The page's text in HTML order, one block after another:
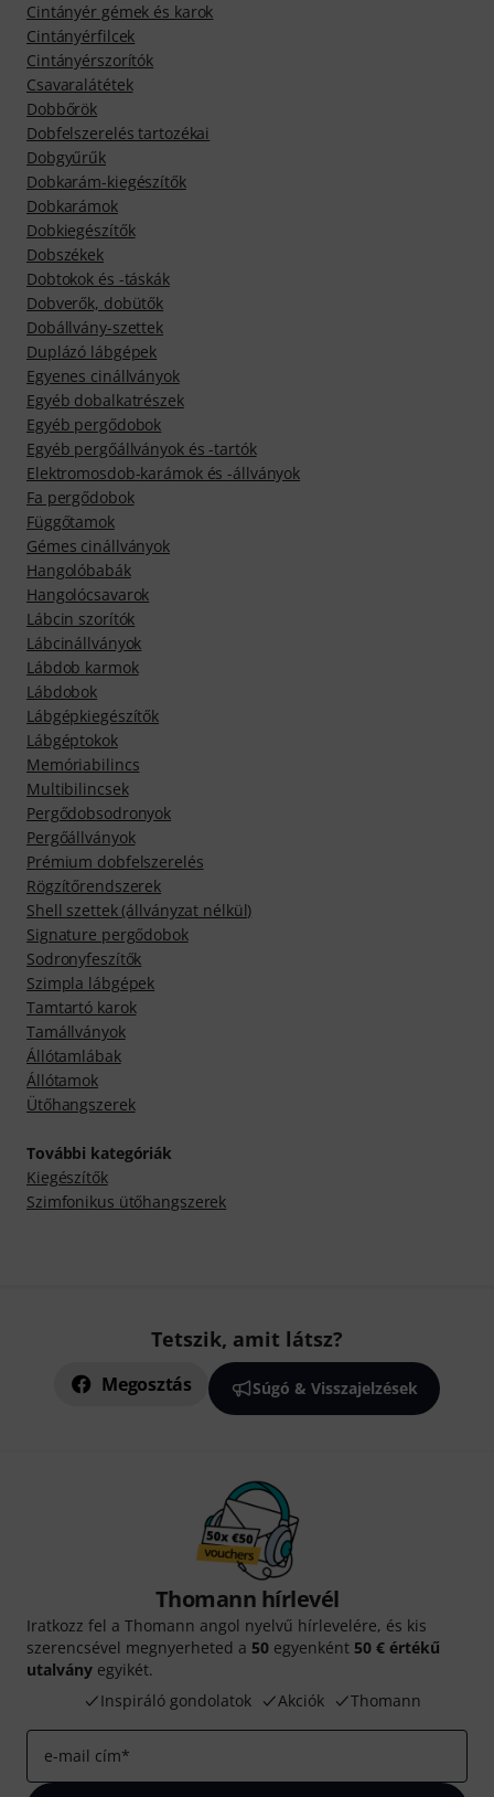
Cintányér gémek és karok
Cintányérfilcek
Cintányérszorítók
Csavaralátétek
Dobbőrök
Dobfelszerelés tartozékai
Dobgyűrűk
Dobkarám-kiegészítők
Dobkarámok
Dobkiegészítők
Dobszékek
Dobtokok és -táskák
Dobverők, dobütők
Dobállvány-szettek
Duplázó lábgépek
Egyenes cinállványok
Egyéb dobalkatrészek
Egyéb pergődobok
Egyéb pergőállványok és -tartók
Elektromosdob-karámok és -állványok
Fa pergődobok
Függőtamok
Gémes cinállványok
Hangolóbabák
Hangolócsavarok
Lábcin szorítók
Lábcinállványok
Lábdob karmok
Lábdobok
Lábgépkiegészítők
Lábgéptokok
Memóriabilincs
Multibilincsek
Pergődobsodronyok
Pergőállványok
Prémium dobfelszerelés
Rögzítőrendszerek
Shell szettek (állványzat nélkül)
Signature pergődobok
Sodronyfeszítők
Szimpla lábgépek
Tamtartó karok
Tamállványok
Állótamlábak
Állótamok
Ütőhangszerek
További kategóriák
Kiegészítők
Szimfonikus ütőhangszerek
Tetszik, amit látsz?
Megosztás Súgó & Visszajelzések
Thomann hírlevél
Iratkozz fel a Thomann angol nyelvű hírlevelére, és kis
szerencsével megnyerheted a 50 egyenként 50 € értékű
utalvány egyikét.
Inspiráló gondolatok
Akciók Thomann
e-mail cím*